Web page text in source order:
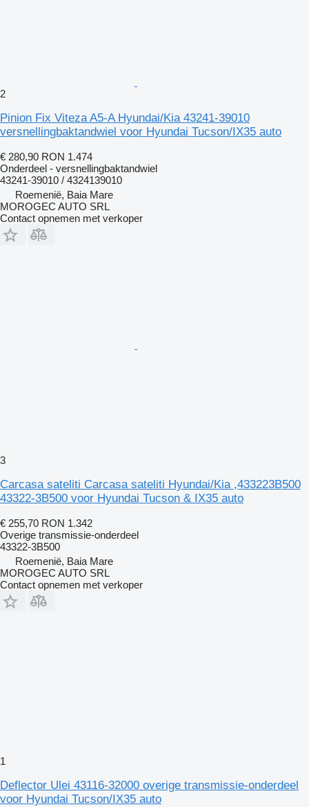
2
Pinion Fix Viteza A5-A Hyundai/Kia 43241-39010
versnellingbaktandwiel voor Hyundai Tucson/IX35 auto
€ 280,90 RON 1.474
Onderdeel - versnellingbaktandwiel
43241-39010 / 4324139010
Roemenië, Baia Mare
MOROGEC AUTO SRL
Contact opnemen met verkoper
3
Carcasa sateliti Carcasa sateliti Hyundai/Kia ,433223B500
43322-3B500 voor Hyundai Tucson & IX35 auto
€ 255,70 RON 1.342
Overige transmissie-onderdeel
43322-3B500
Roemenië, Baia Mare
MOROGEC AUTO SRL
Contact opnemen met verkoper
1
Deflector Ulei 43116-32000 overige transmissie-onderdeel
voor Hyundai Tucson/IX35 auto